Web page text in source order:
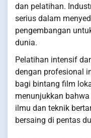
dan pelatihan.
serius dalam
pengembangan
dunia.
Pelatihan intensif
dengan profesional
bagi bintang film
menunjukkan
ilmu dan teknik
bersaing di pentas